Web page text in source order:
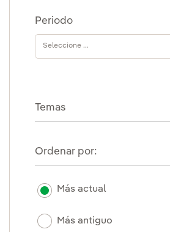
Periodo
Temas
Ordenar por:
Más actual
Más antiguo